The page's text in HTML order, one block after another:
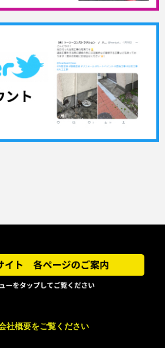
社概要をご覧ください